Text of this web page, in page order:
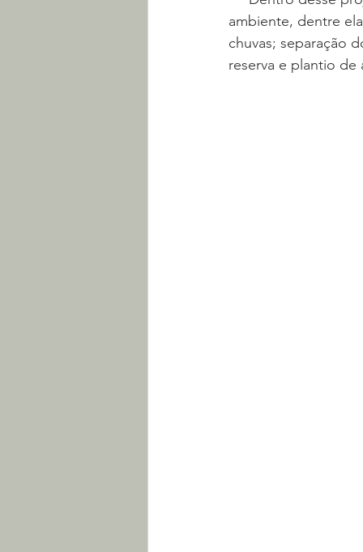
ambiente, dentre
chuvas; separação
reserva e plantio de